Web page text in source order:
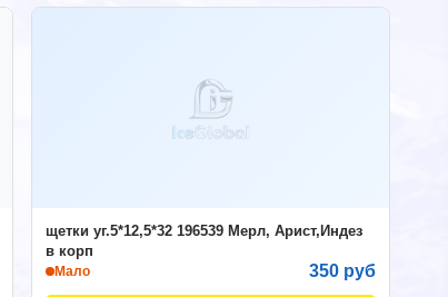
щетки уг.5*12,5*32 196539 Мерл, Арист,Индез
в корп
Мало 350 руб